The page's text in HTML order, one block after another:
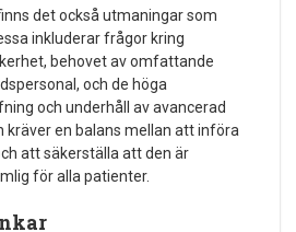
det också utmaningar som
inkluderar frågor kring
behovet av omfattande
och de höga
och underhåll av avancerad
kräver en balans mellan att införa
att säkerställa att den är
för alla patienter.